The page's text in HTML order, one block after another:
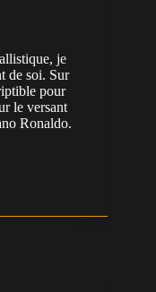
je
de soi. Sur
pour
le versant
Ronaldo.